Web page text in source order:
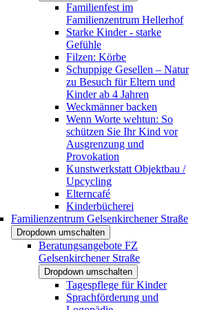
Familienfest im
Familienzentrum Hellerhof
Starke Kinder - starke
Gefühle
Filzen: Körbe
Schuppige Gesellen – Natur
zu Besuch für Eltern und
Kinder ab 4 Jahren
Weckmänner backen
Wenn Worte wehtun: So
schützen Sie Ihr Kind vor
Ausgrenzung und
Provokation
Kunstwerkstatt Objektbau /
Upcycling
Elterncafé
Kinderbücherei
Familienzentrum Gelsenkirchener Straße
Dropdown umschalten
Beratungsangebote FZ
Gelsenkirchener Straße
Dropdown umschalten
Tagespflege für Kinder
Sprachförderung und